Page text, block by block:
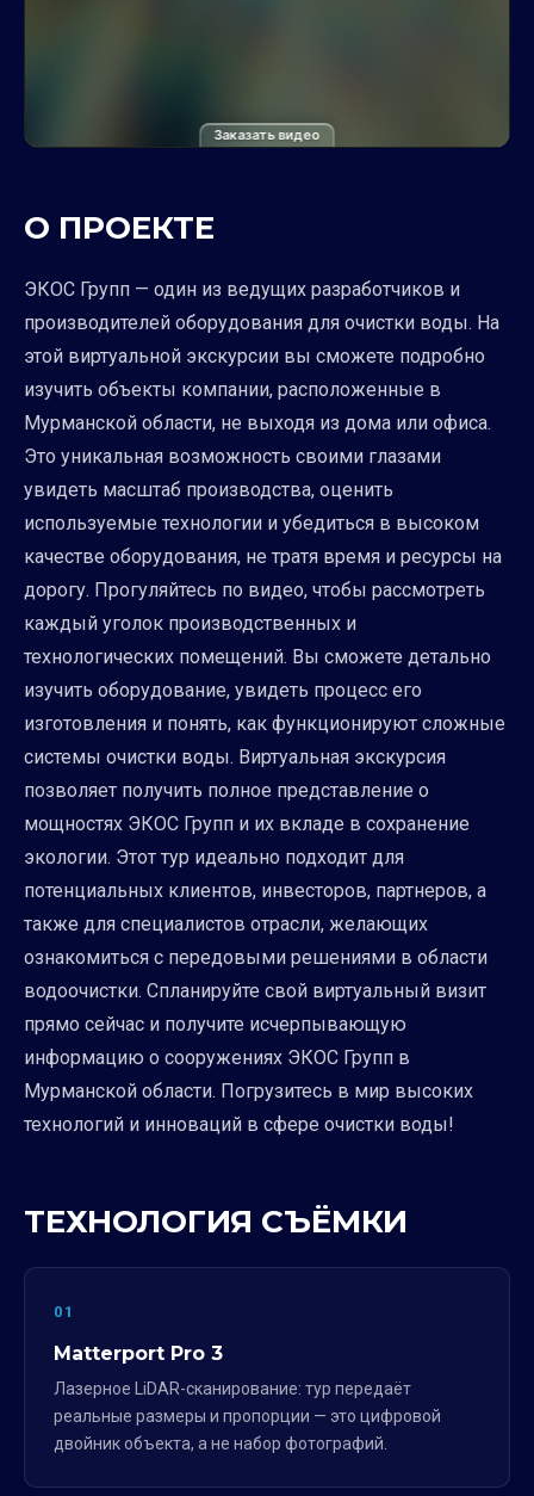
Заказать видео
О ПРОЕКТЕ
ЭКОС Групп — один из ведущих разработчиков и
производителей оборудования для очистки воды. На
этой виртуальной экскурсии вы сможете подробно
изучить объекты компании, расположенные в
Мурманской области, не выходя из дома или офиса.
Это уникальная возможность своими глазами
увидеть масштаб производства, оценить
используемые технологии и убедиться в высоком
качестве оборудования, не тратя время и ресурсы на
дорогу. Прогуляйтесь по видео, чтобы рассмотреть
каждый уголок производственных и
технологических помещений. Вы сможете детально
изучить оборудование, увидеть процесс его
изготовления и понять, как функционируют сложные
системы очистки воды. Виртуальная экскурсия
позволяет получить полное представление о
мощностях ЭКОС Групп и их вкладе в сохранение
экологии. Этот тур идеально подходит для
потенциальных клиентов, инвесторов, партнеров, а
также для специалистов отрасли, желающих
ознакомиться с передовыми решениями в области
водоочистки. Спланируйте свой виртуальный визит
прямо сейчас и получите исчерпывающую
информацию о сооружениях ЭКОС Групп в
Мурманской области. Погрузитесь в мир высоких
технологий и инноваций в сфере очистки воды!
ТЕХНОЛОГИЯ СЪЁМКИ
01
Matterport Pro 3
Лазерное LiDAR-сканирование: тур передаёт
реальные размеры и пропорции — это цифровой
двойник объекта, а не набор фотографий.